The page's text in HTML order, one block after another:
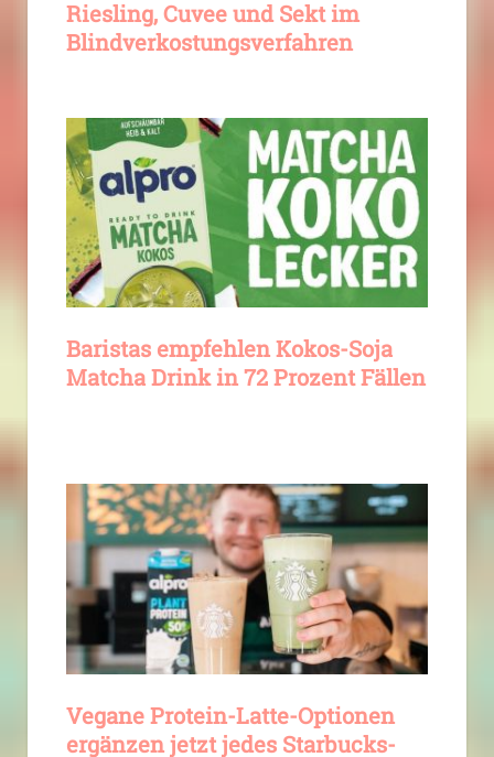
Riesling, Cuvee und Sekt im
Blindverkostungsverfahren
Baristas empfehlen Kokos-Soja
Matcha Drink in 72 Prozent Fällen
Vegane Protein-Latte-Optionen
ergänzen jetzt jedes Starbucks-